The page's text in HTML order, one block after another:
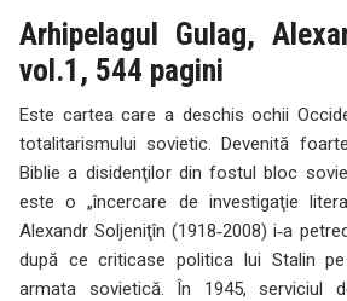
Arhipelagul Gulag,
vol.1, 544 pagini
Este cartea care a deschis ochii
totalitarismului sovietic. Devenită
Biblie a disidenţilor din fostul bloc
este o „încercare de investigaţie
Alexandr Soljeniţîn (1918‑2008) i‑a
după ce criticase politica lui Stalin
armata sovietică. În 1945, serviciul